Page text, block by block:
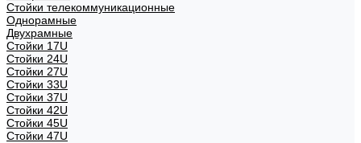
Стойки телекоммуникационные
Однорамные
Двухрамные
Стойки 17U
Стойки 24U
Стойки 27U
Стойки 33U
Стойки 37U
Стойки 42U
Стойки 45U
Стойки 47U